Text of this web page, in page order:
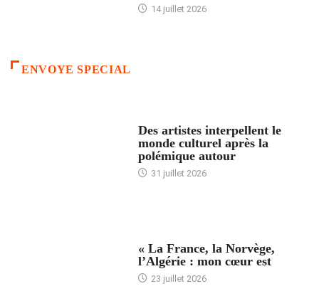
14 juillet 2026
ENVOYE SPECIAL
Des artistes interpellent le
monde culturel après la
polémique autour
31 juillet 2026
« La France, la Norvège,
l’Algérie : mon cœur est
23 juillet 2026